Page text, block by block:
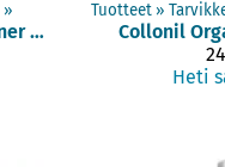
‪»
CARBON MaxX Upper Cleaner puhdistusaine (150 ml)
Tuotteet ‪»
Collonil
Heti